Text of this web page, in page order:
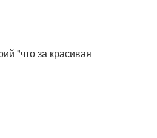
"что за красивая